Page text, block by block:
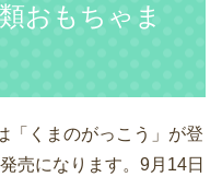
おもちゃま
「くまのがっこう」が登
売になります。9月14日